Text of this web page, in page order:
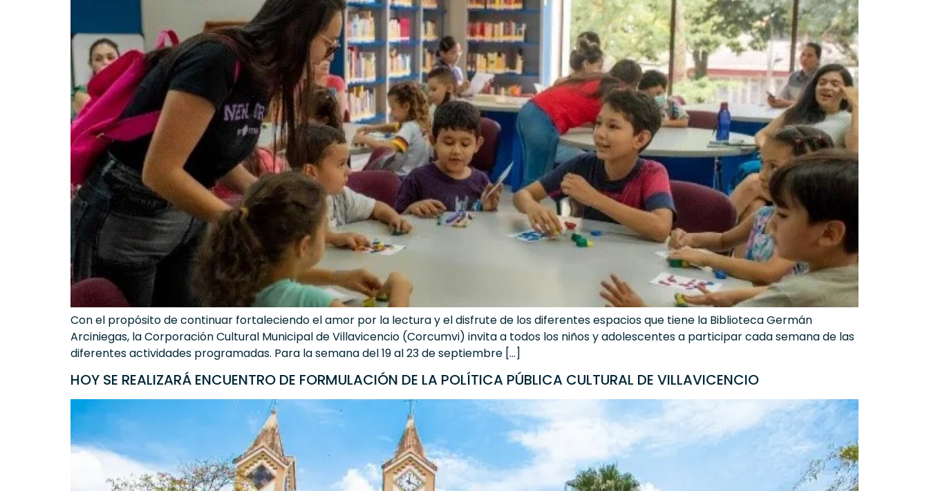
Con el propósito de continuar fortaleciendo el amor por la lectura y el disfrute de los diferentes espacios que tiene la Biblioteca Germán
Arciniegas, la Corporación Cultural Municipal de Villavicencio (Corcumvi) invita a todos los niños y adolescentes a participar cada semana de las
diferentes actividades programadas. Para la semana del 19 al 23 de septiembre […]
HOY SE REALIZARÁ ENCUENTRO DE FORMULACIÓN DE LA POLÍTICA PÚBLICA CULTURAL DE VILLAVICENCIO